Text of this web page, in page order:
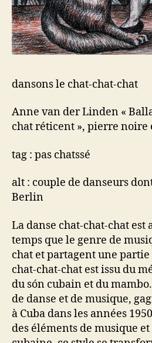
dansons le chat-chat-chat
Anne van der Linden «
chat réticent », pierre noire
tag : pas chatssé
alt : couple de danseurs
Berlin
La danse chat-chat-chat est
temps que le genre de
chat et partagent une
chat-chat-chat est issu du
du són cubain et du
de danse et de musique,
à Cuba dans les années
des éléments de musique